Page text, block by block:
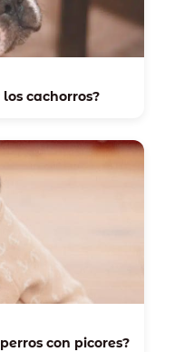
cachorros?
con picores?